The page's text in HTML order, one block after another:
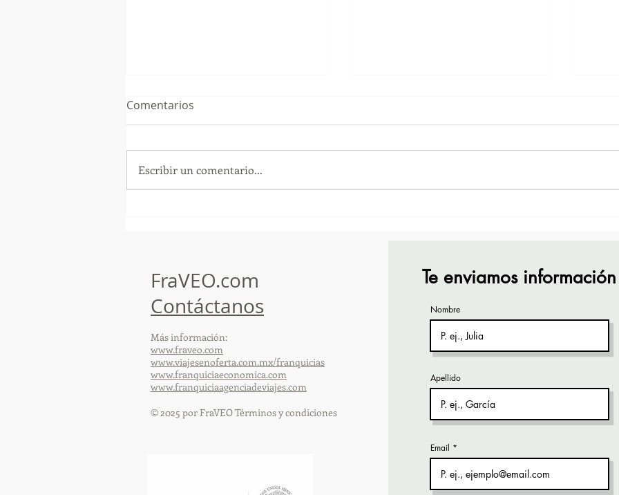
Comentarios
Escribir un comentario...
FraVEO.com
Contáctanos
Más información:
www.fraveo.com
www.viajesenoferta.com.mx/franquicias
www.franquiciaeconomica.com
www.franquiciaagenciadeviajes.com
© 2025 por FraVEO Términos y condiciones
Te enviamos información
Nombre
Apellido
Email